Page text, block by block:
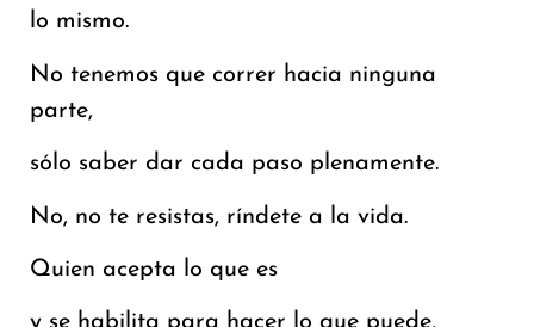
lo mismo.
No tenemos que correr hacia ninguna
parte,
sólo saber dar cada paso plenamente.
No, no te resistas, ríndete a la vida.
Quien acepta lo que es